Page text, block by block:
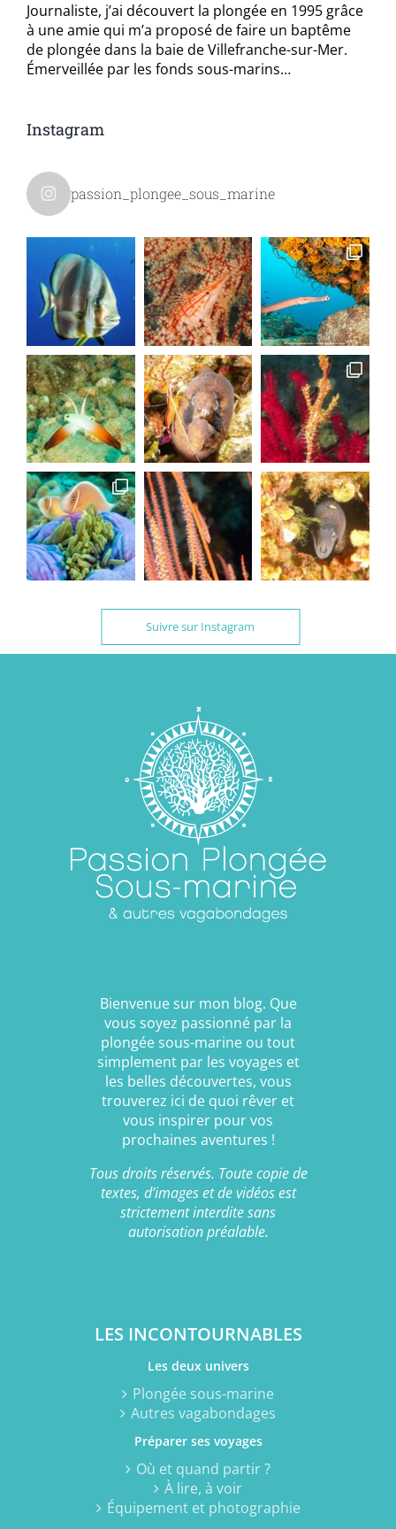
Journaliste, j’ai découvert la plongée en 1995 grâce
à une amie qui m’a proposé de faire un baptême
de plongée dans la baie de Villefranche-sur-Mer.
Émerveillée par les fonds sous-marins…
Instagram
passion_plongee_sous_marine
Suivre sur Instagram
Bienvenue sur mon blog. Que
vous soyez passionné par la
plongée sous-marine ou tout
simplement par les voyages et
les belles découvertes, vous
trouverez ici de quoi rêver et
vous inspirer pour vos
prochaines aventures !
Tous droits réservés. Toute copie de
textes, d’images et de vidéos est
strictement interdite sans
autorisation préalable.
LES INCONTOURNABLES
Les deux univers
Plongée sous-marine
Autres vagabondages
Préparer ses voyages
Où et quand partir ?
À lire, à voir
Équipement et photographie